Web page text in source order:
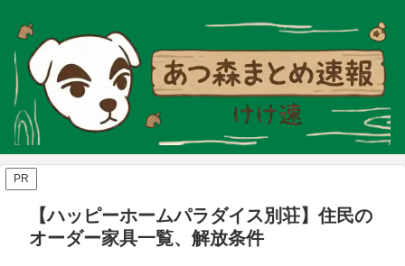
PR
【ハッピーホームパラダイス別荘】住民の
オーダー家具一覧、解放条件